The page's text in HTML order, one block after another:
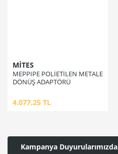
MİTES
MEPPIPE POLİETİLEN METALE
DÖNÜŞ ADAPTÖRÜ
4.077,25 TL
Kampanya